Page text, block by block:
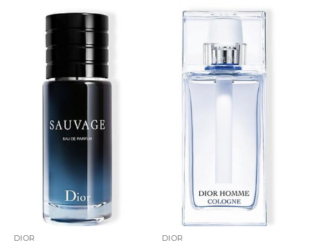
DIOR DIOR